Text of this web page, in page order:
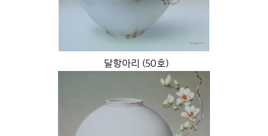
달항아리 (50호)